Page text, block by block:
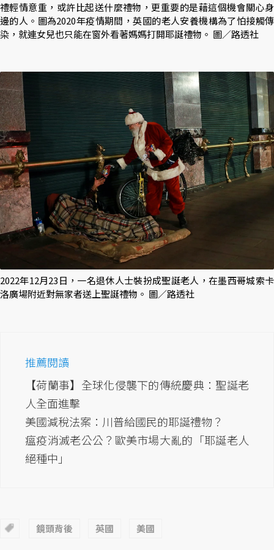
禮輕情意重，或許比起送什麼禮物，更重要的是藉這個機會關心身
邊的人。圖為2020年疫情期間，英國的老人安養機構為了怕接觸傳
染，就連女兒也只能在窗外看著媽媽打開耶誕禮物。 圖／路透社
2022年12月23日，一名退休人士裝扮成聖誕老人，在墨西哥城索卡
洛廣場附近對無家者送上聖誕禮物。 圖／路透社
推薦閱讀
【荷蘭事】全球化侵襲下的傳統慶典：聖誕老
人全面進擊
美國減稅法案：川普給國民的耶誕禮物？
瘟疫消滅老公公？歐美市場大亂的「耶誕老人
絕種中」
鏡頭背後 英國 美國